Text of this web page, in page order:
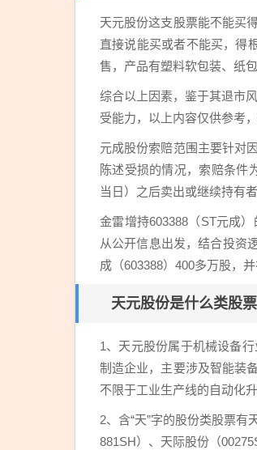
天元股份这支股票能不能买
直接说能买或者不能买，得
售，产品有塑料软包装、纸
综合以上因素，鉴于其退市
受能力，以上内容仅供参考
元成股份索赔范围主要针对
陈述受损的情况，索赔条件
当日）之后卖出或继续持有者
金雷增持603388（ST元成
从公开信息出发，结合投资
成（603388）400多万股，
天元股份是什么类股票
1、天元股份属于机械设备
制造企业，主要涉及智能装
不限于工业生产线的自动化
2、含“天”字的股份类股票
881SH）、天际股份（